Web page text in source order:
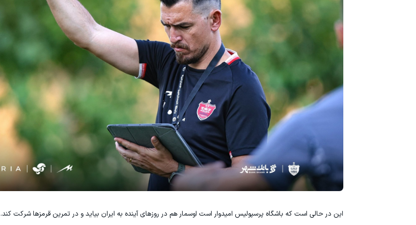
این در حالی است که باشگاه پرسپولیس امیدوار است اوسمار هم در روزهای آینده به ایران بیاید و در تمرین قرمزها شرکت کند.